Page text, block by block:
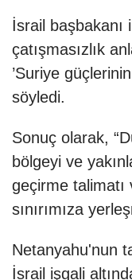
İsrail başbakanı
çatışmasızlık
’Suriye
söyledi.
Sonuç olarak,
bölgeyi ve
geçirme
sınırımıza
Netanyahu'nun
İsrail işgali